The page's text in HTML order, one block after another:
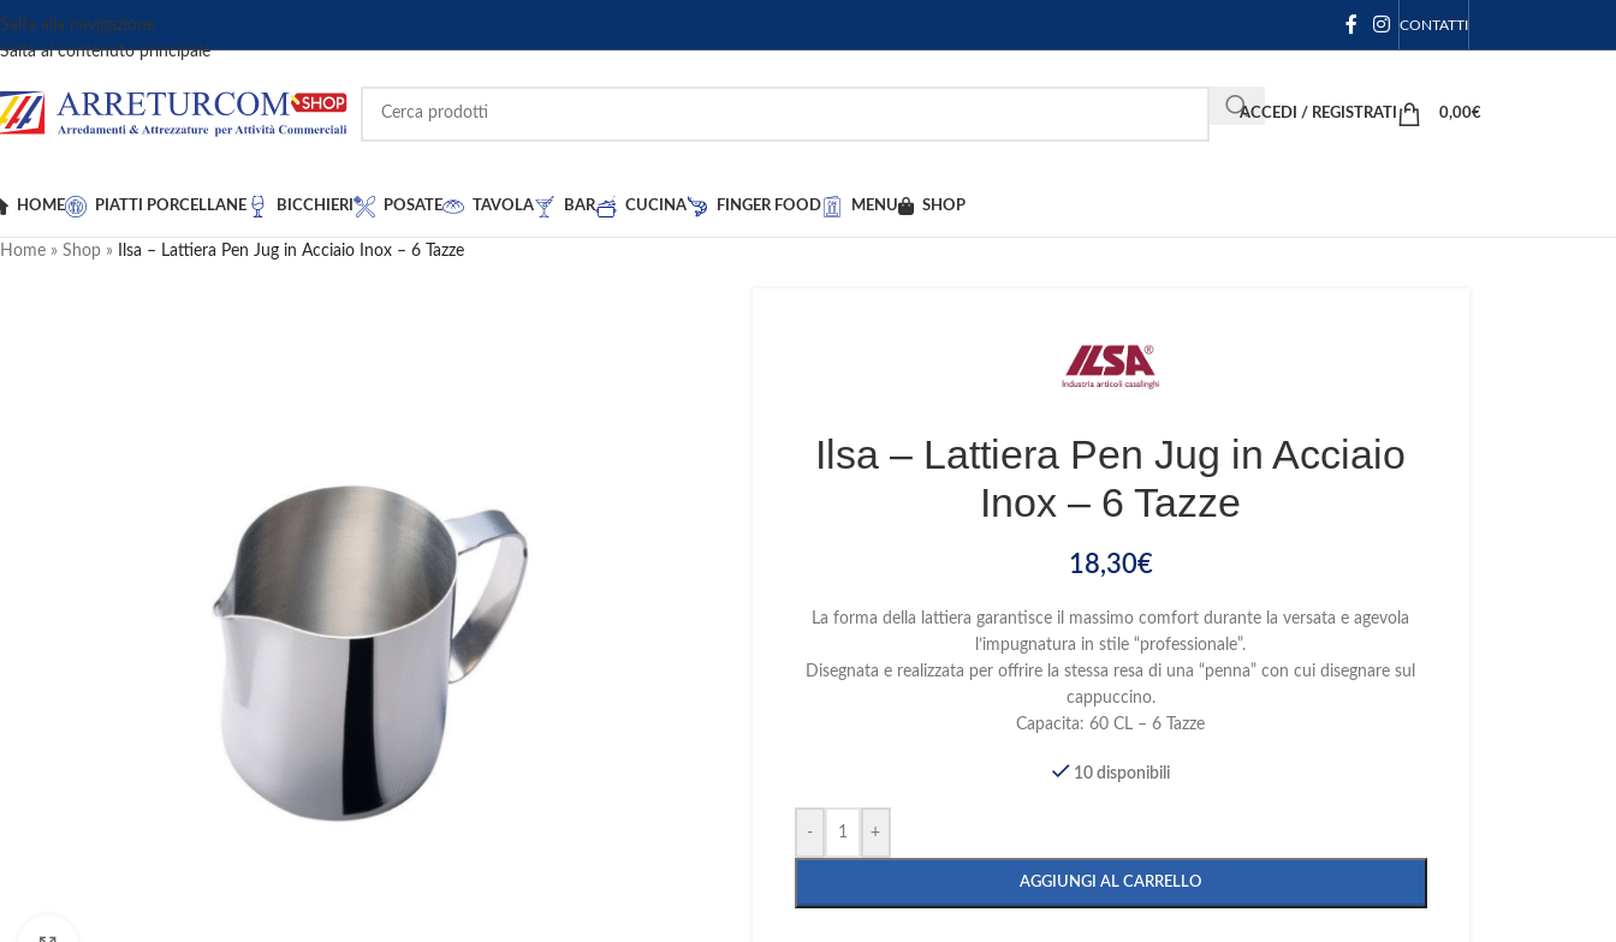
Salta alla navigazione
Salta al contenuto principale
CONTATTI
ACCEDI / REGISTRATI 0,00€
HOME PIATTI PORCELLANE BICCHIERI POSATE TAVOLA BAR CUCINA FINGER FOOD MENU SHOP
Home » Shop » Ilsa – Lattiera Pen Jug in Acciaio Inox – 6 Tazze
Ilsa – Lattiera Pen Jug in Acciaio
Inox – 6 Tazze
18,30€
La forma della lattiera garantisce il massimo comfort durante la versata e agevola
l’impugnatura in stile “professionale”.
Disegnata e realizzata per offrire la stessa resa di una “penna” con cui disegnare sul
cappuccino.
Capacita: 60 CL – 6 Tazze
10 disponibili
- +
AGGIUNGI AL CARRELLO